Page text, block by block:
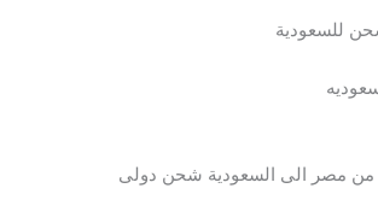
للسعودية
مصر الى السعودية شحن دولى